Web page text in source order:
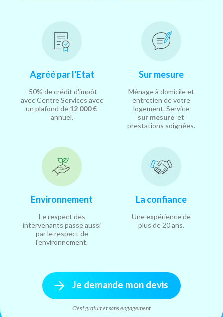
Agréé par l'Etat
-50% de crédit d'impôt
avec Centre Services avec
un plafond de 12 000 €
annuel.
Sur mesure
Ménage à domicile et
entretien de votre
logement. Service
sur mesure et
prestations soignées.
Environnement
Le respect des
intervenants passe aussi
par le respect de
l'environnement.
La confiance
Une expérience de
plus de 20 ans.
Je demande mon devis
C'est gratuit et sans engagement